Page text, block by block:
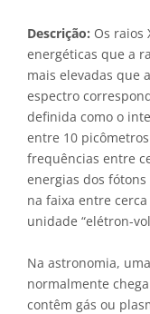
Descrição: Os raios
energéticas que a
mais elevadas que
espectro
definida como o
entre 10
frequências entre
energias dos
na faixa entre cerca
unidade “elétron-
Na astronomia,
normalmente
contêm gás ou